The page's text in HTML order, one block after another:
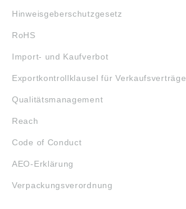
Hinweisgeberschutzgesetz
RoHS
Import- und Kaufverbot
Exportkontrollklausel für Verkaufsverträge
Qualitätsmanagement
Reach
Code of Conduct
AEO-Erklärung
Verpackungsverordnung